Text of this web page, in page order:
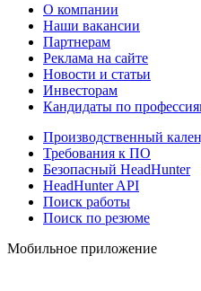
О компании
Наши вакансии
Партнерам
Реклама на сайте
Новости и статьи
Инвесторам
Кандидаты по
Производственный
Требования к ПО
Безопасный HeadHunter
HeadHunter API
Поиск работы
Поиск по резюме
Мобильное приложение